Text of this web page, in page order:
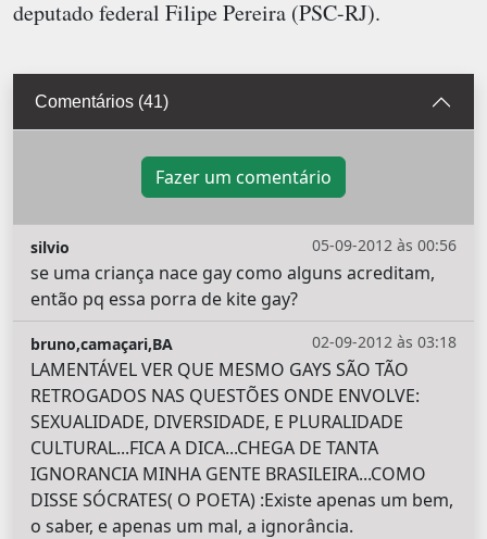
deputado federal Filipe Pereira (PSC-RJ).
Comentários (41)
Fazer um comentário
05-09-2012 às 00:56
silvio
se uma criança nace gay como alguns acreditam,
então pq essa porra de kite gay?
02-09-2012 às 03:18
bruno,camaçari,BA
LAMENTÁVEL VER QUE MESMO GAYS SÃO TÃO
RETROGADOS NAS QUESTÕES ONDE ENVOLVE:
SEXUALIDADE, DIVERSIDADE, E PLURALIDADE
CULTURAL...FICA A DICA...CHEGA DE TANTA
IGNORANCIA MINHA GENTE BRASILEIRA...COMO
DISSE SÓCRATES( O POETA) :Existe apenas um bem,
o saber, e apenas um mal, a ignorância.